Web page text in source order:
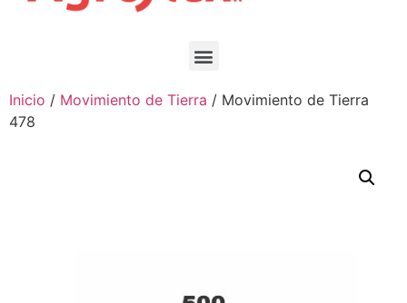
Inicio / Movimiento de Tierra / Movimiento de Tierra
478